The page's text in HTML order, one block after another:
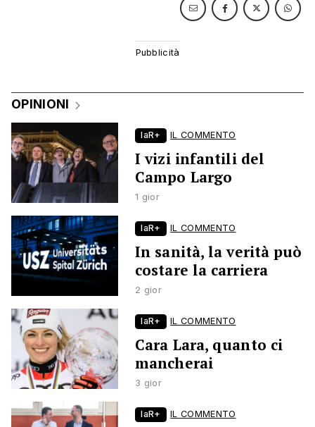
OPINIONI
laR+ IL COMMENTO
I vizi infantili del
Campo Largo
1 gior
laR+ IL COMMENTO
In sanità, la verità può
costare la carriera
2 gior
laR+ IL COMMENTO
Cara Lara, quanto ci
mancherai
3 gior
laR+ IL COMMENTO